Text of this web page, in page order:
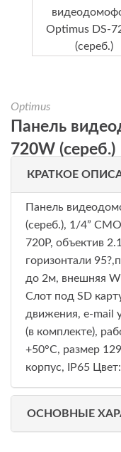
Optimus
Панель
720W (сереб.)
КРАТКОЕ
Панель
(сереб.), 1/4”
720P, объектив
горизонтали
до 2м, внешняя
Слот под SD
движения, e-mail
(в комплекте),
+50°С, размер
корпус, IP65
ОСНОВНЫЕ